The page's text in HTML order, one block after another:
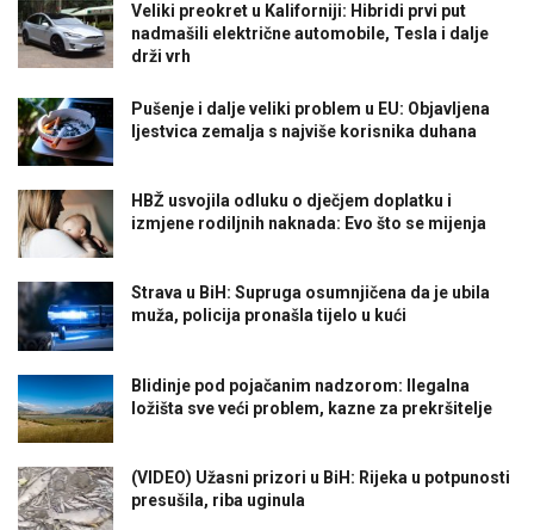
Veliki preokret u Kaliforniji: Hibridi prvi put
nadmašili električne automobile, Tesla i dalje
drži vrh
Pušenje i dalje veliki problem u EU: Objavljena
ljestvica zemalja s najviše korisnika duhana
HBŽ usvojila odluku o dječjem doplatku i
izmjene rodiljnih naknada: Evo što se mijenja
Strava u BiH: Supruga osumnjičena da je ubila
muža, policija pronašla tijelo u kući
Blidinje pod pojačanim nadzorom: Ilegalna
ložišta sve veći problem, kazne za prekršitelje
(VIDEO) Užasni prizori u BiH: Rijeka u potpunosti
presušila, riba uginula